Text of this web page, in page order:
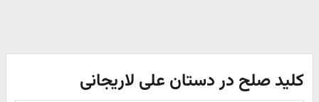
کلید صلح در دستان علی لاریجانی